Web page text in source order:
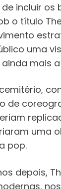
de incluir
o título
uma
mais
de
uma
pop.
depois,